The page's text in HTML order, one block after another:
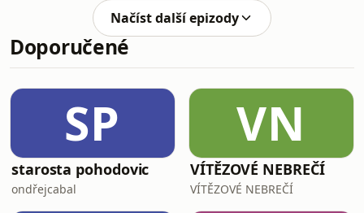
podcastu najdeš na
forendors.cz/opravdovyvztahi
herohero.co/opravdovyvztah#sexualita
#intimita #vztahy
Načíst další epizody
Doporučené
SP
starosta pohodovic
ondřejcabal
VN
VÍTĚZOVÉ NEBREČÍ
VÍTĚZOVÉ NEBREČÍ